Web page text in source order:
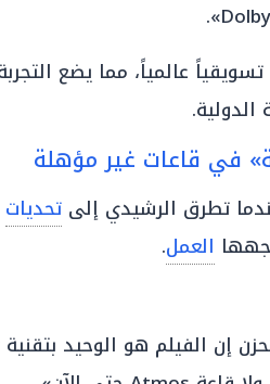
عالمياً، مما يضع
في قاعات غير مؤهلة
تطرق الرشيدي إلى تحديات
العمل.